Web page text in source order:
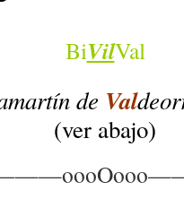
BiVilVal
de Val
(ver abajo)